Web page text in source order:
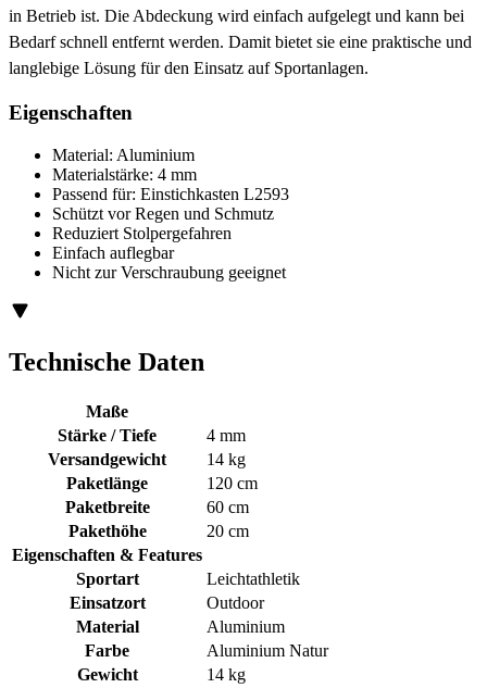
in Betrieb ist. Die Abdeckung wird einfach aufgelegt und kann bei
Bedarf schnell entfernt werden. Damit bietet sie eine praktische und
langlebige Lösung für den Einsatz auf Sportanlagen.
Eigenschaften
Material: Aluminium
Materialstärke: 4 mm
Passend für: Einstichkasten L2593
Schützt vor Regen und Schmutz
Reduziert Stolpergefahren
Einfach auflegbar
Nicht zur Verschraubung geeignet
Technische Daten
Maße
Stärke / Tiefe
4 mm
Versandgewicht
14 kg
Paketlänge
120 cm
Paketbreite
60 cm
Pakethöhe
20 cm
Eigenschaften & Features
Sportart
Leichtathletik
Einsatzort
Outdoor
Material
Aluminium
Farbe
Aluminium Natur
Gewicht
14 kg